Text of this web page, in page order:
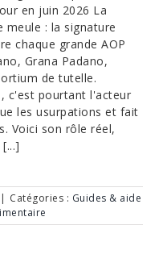
en juin 2026 La
meule : la signature
chaque grande AOP
Grana Padano,
de tutelle.
c'est pourtant l'acteur
les usurpations et fait
Voici son rôle réel,
| Catégories : Guides & aide